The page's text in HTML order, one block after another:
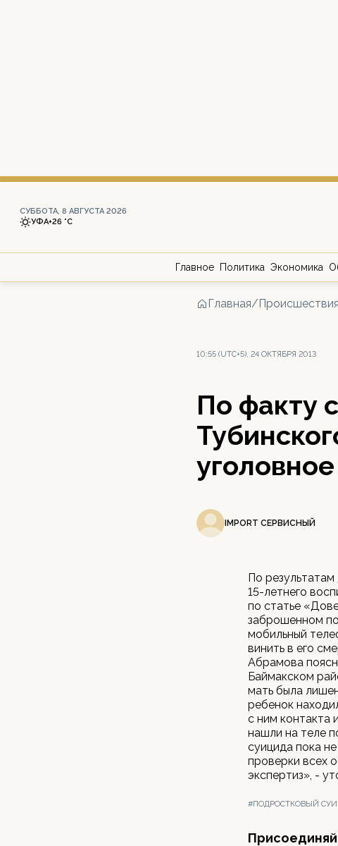
СУББОТА, 8 АВГУСТА 2026
УФА+26 °С
Главное Политика Экономика
Главная/Происшествия
10:55 (UTC+5), 24 ОКТЯБРЯ 2013
По факту
IMPORT СЕРВИСНЫЙ
По
15-летнего
по статье
заброшенном
мобильный
винить в его
Абрамова
Баймакском
мать была
ребенок
с ним контакта
нашли на теле
суицида пока
проверки всех
экспертиз», -
#ПОДРОСТКОВЫЙ